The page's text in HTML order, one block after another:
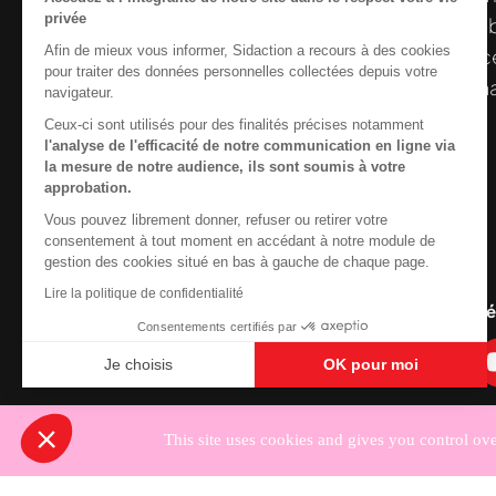
privée
Afin de mieux vous informer, Sidaction a recours à des cookies
pour traiter des données personnelles collectées depuis votre
navigateur.
Ceux-ci sont utilisés pour des finalités précises notamment
l'analyse de l'efficacité de notre communication en ligne via
la mesure de notre audience, ils sont soumis à votre
approbation.
Vous pouvez librement donner, refuser ou retirer votre
consentement à tout moment en accédant à notre module de
gestion des cookies situé en bas à gauche de chaque page.
Lire la politique de confidentialité
Consentements certifiés par
Je choisis OK pour moi
Plateforme de Gestion du Consentement :
Notre plateforme vous permet d'adapter et de gérer
. À l’origine,
la Plateforme ELSA, le Centre de
désormais gérée par Sidaction qui a
reprendre le pilotage.
Contactez-nous
Newsletter
Nous suivre sur les
This site uses cookies and gives you control